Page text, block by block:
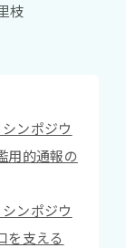
枝
ンポジウ
用的通報の
ンポジウ
を支える